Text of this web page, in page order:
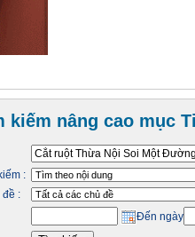
kiếm nâng cao mục
:
đề :
Đến ngày